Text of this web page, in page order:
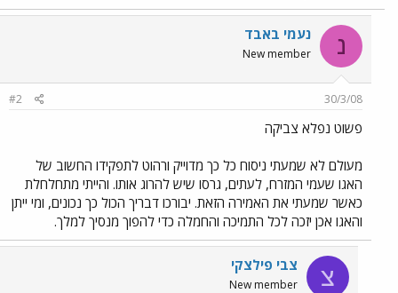
נ נעמי באבד
New member
30/3/08
#2
פשוט נפלא צביקה
מעולם לא שמעתי ניסוח כל כך מדוייק ורהוט לתפקידו החשוב של
האגו שעמי המזרח, לעתים, גרסו שיש להרוג אותו. והייתי מתחלחלת
כאשר שמעתי את האמירה הזאת. יבורכו דבריך הכול כך נכונים, ומי ייתן
והאגו אכן יזכה לכל התמיכה והחמלה כדי להפוך מנסיך למלך.
צ צבי פילצקי
New member